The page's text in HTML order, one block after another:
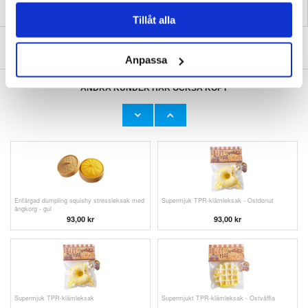
Tillåt alla
Anpassa
SKRIV EN RECENSION
ANDRA KUNDER HAR OCKSÅ KÖPT
Enfärgad dumpling squishy stressleksak med
Enfärgad dumpling squishy stressleksak med
Enfärgad dumpling squishy stressleksak med
ångkorg - gul
93,00 kr
Supermjuk TPR-klämleksak - Ostdonut
93,00 kr
Supermjuk TPR-klämleksak Supermjukt TPR-klämleksak - Ostvåffla